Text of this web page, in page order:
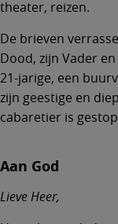
theater, reizen.
De brieven
Dood, zijn Vader
21-jarige, een
zijn geestige en
cabaretier is
Aan God
Lieve Heer,